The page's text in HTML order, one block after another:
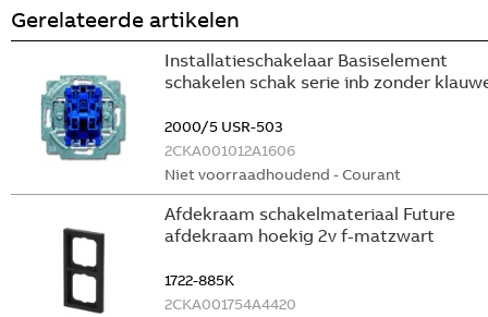
Gerelateerde artikelen
Installatieschakelaar Basiselement
schakelen schak serie inb zonder
2000/5 USR-503
2CKA001012A1606
Niet voorraadhoudend - Courant
Afdekraam schakelmateriaal Future
afdekraam hoekig 2v f-matzwart
1722-885K
2CKA001754A4420